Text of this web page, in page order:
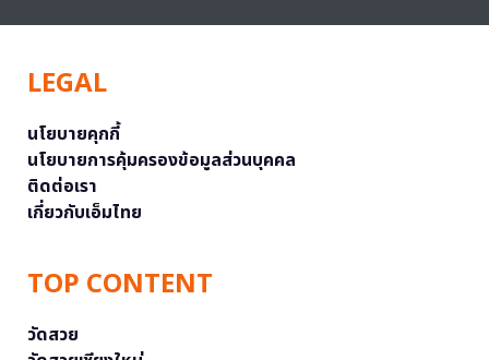
LEGAL
นโยบายคุกกี้
นโยบายการคุ้มครองข้อมูลส่วนบุคคล
ติดต่อเรา
เกี่ยวกับเอ็มไทย
TOP CONTENT
วัดสวย